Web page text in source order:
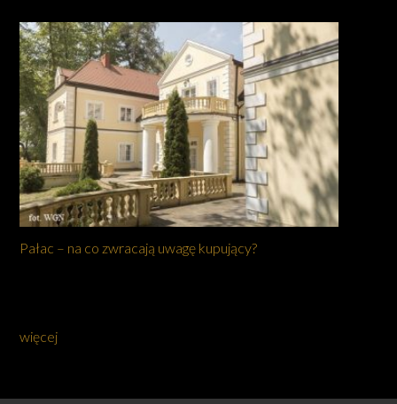
Pałac – na co zwracają uwagę kupujący?
więcej